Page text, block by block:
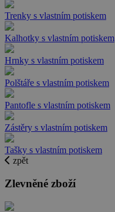
Trenky s vlastním potiskem
Kalhotky s vlastním potiskem
Hrnky s vlastním potiskem
Polštáře s vlastním potiskem
Pantofle s vlastním potiskem
Zástěry s vlastním potiskem
Tašky s vlastním potiskem
zpět
Zlevněné zboží